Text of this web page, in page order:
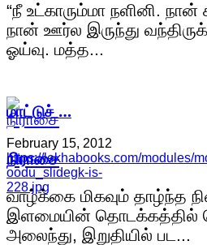
மாட்டுச் …
February 15, 2012
https://lekhabooks.com/modules/
oodu_slidegk-is-
228.jpg
“நீ உட்காரும்மா நளினி.
நான் ஊர்ல இருந்து
ஓய்வு. மத்த...
நிராசை
வாழ்க்கை மிகவும் தாழ்ந்த
இளமையின் தொடக்கத்தில்
அலைந்து, இறுதியில் பட...